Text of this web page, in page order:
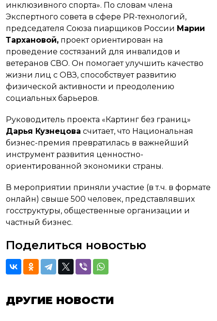
инклюзивного спорта». По словам члена
Экспертного совета в сфере PR-технологий,
председателя Союза пиарщиков России Марии
Тархановой, проект ориентирован на
проведение состязаний для инвалидов и
ветеранов СВО. Он помогает улучшить качество
жизни лиц с ОВЗ, способствует развитию
физической активности и преодолению
социальных барьеров.
Руководитель проекта «Картинг без границ»
Дарья Кузнецова считает, что Национальная
бизнес-премия превратилась в важнейший
инструмент развития ценностно-
ориентированной экономики страны.
В мероприятии приняли участие (в т.ч. в формате
онлайн) свыше 500 человек, представлявших
госструктуры, общественные организации и
частный бизнес.
Поделиться новостью
ДРУГИЕ НОВОСТИ